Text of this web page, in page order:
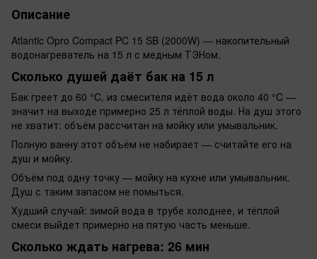
Описание
Atlantic Opro Compact PC 15 SB (2000W) — накопительный
водонагреватель на 15 л с медным ТЭНом.
Сколько душей даёт бак на 15 л
Бак греет до 60 °C, из смесителя идёт вода около 40 °C —
значит на выходе примерно 25 л тёплой воды. На душ этого
не хватит: объём рассчитан на мойку или умывальник.
Полную ванну этот объём не набирает — считайте его на
душ и мойку.
Объём под одну точку — мойку на кухне или умывальник.
Душ с таким запасом не помыться.
Худший случай: зимой вода в трубе холоднее, и тёплой
смеси выйдет примерно на пятую часть меньше.
Сколько ждать нагрева: 26 мин